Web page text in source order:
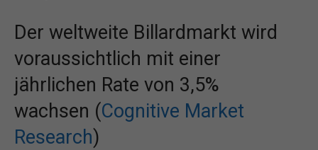
Der weltweite Billardmarkt wird
voraussichtlich mit einer
jährlichen Rate von 3,5%
wachsen (Cognitive Market
Research)